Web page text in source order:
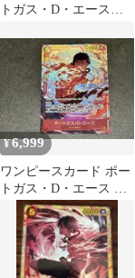
トガス・D・エース
刻
¥6,999
ワンピースカード ポー
トガス・D・エース シ
ークレットパラレル 決
戦の刻